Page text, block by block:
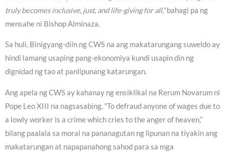
truly becomes inclusive, just, and life-giving for all,”bahagi pa ng
mensahe ni Bishop Alminaza.
Sa huli, Binigyang-diin ng CWS na ang makatarungang suweldo ay
hindi lamang usaping pang-ekonomiya kundi usapin din ng
dignidad ng tao at panlipunang katarungan.
Ang apela ng CWS ay kahanay ng ensiklikal na Rerum Novarum ni
Pope Leo XIII na nagsasabing, “To defraud anyone of wages due to
a lowly worker is a crime which cries to the anger of heaven,”
bilang paalala sa moral na pananagutan ng lipunan na tiyakin ang
makatarungan at napapanahong sahod para sa mga